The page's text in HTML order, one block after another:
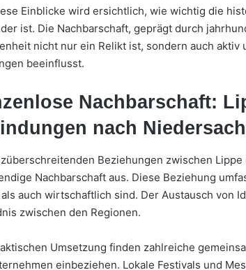
Einblicke wird ersichtlich, wie wichtig die
ist. Die Nachbarschaft, geprägt durch
nicht nur ein Relikt ist, sondern auch
beeinflusst.
Nachbarschaft:
nach
Beziehungen zwischen
Nachbarschaft aus. Diese Beziehung
auch wirtschaftlich sind. Der Austausch von
zwischen den Regionen.
Umsetzung finden zahlreiche
einbeziehen. Lokale Festivals und